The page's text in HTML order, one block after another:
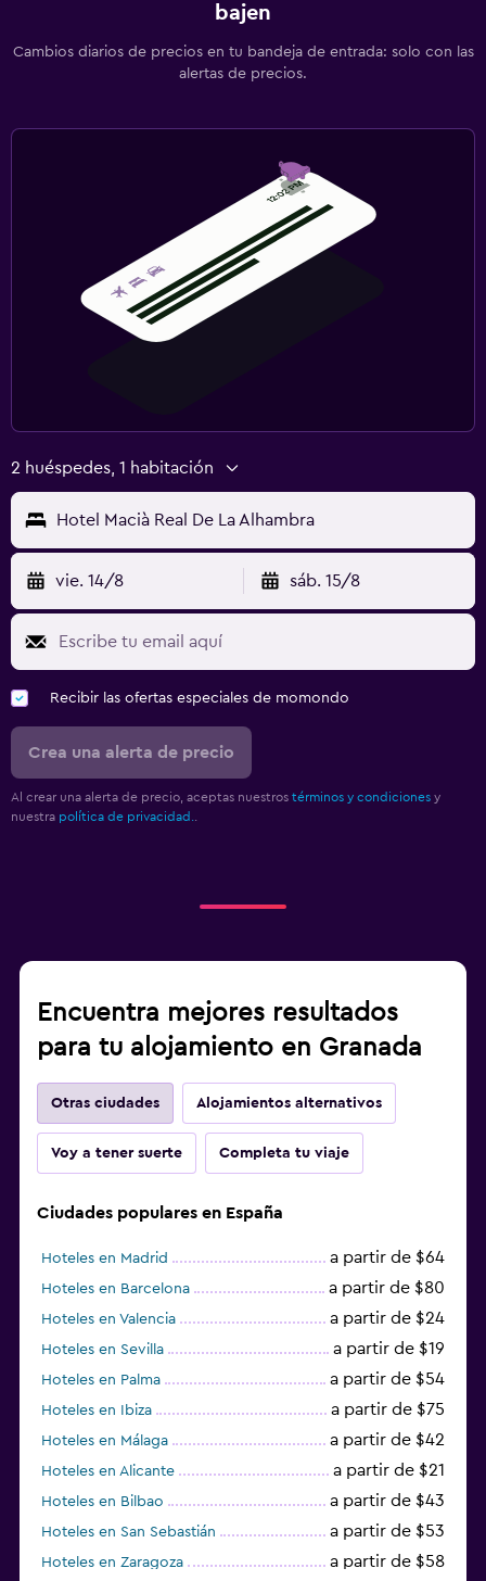
bajen
Cambios diarios de precios en tu bandeja de entrada: solo con las
alertas de precios.
2 huéspedes, 1 habitación
Hotel Macià Real De La Alhambra
vie. 14/8 sáb. 15/8
Recibir las ofertas especiales de momondo
Crea una alerta de precio
Al crear una alerta de precio, aceptas nuestros términos y condiciones y
nuestra política de privacidad.
Encuentra mejores resultados
para tu alojamiento en Granada
Otras ciudades Alojamientos alternativos
Voy a tener suerte Completa tu viaje
Ciudades populares en España
Hoteles en Madrid a partir de $64
Hoteles en Barcelona a partir de $80
Hoteles en Valencia a partir de $24
Hoteles en Sevilla a partir de $19
Hoteles en Palma a partir de $54
Hoteles en Ibiza a partir de $75
Hoteles en Málaga a partir de $42
Hoteles en Alicante a partir de $21
Hoteles en Bilbao a partir de $43
Hoteles en San Sebastián a partir de $53
Hoteles en Zaragoza a partir de $58